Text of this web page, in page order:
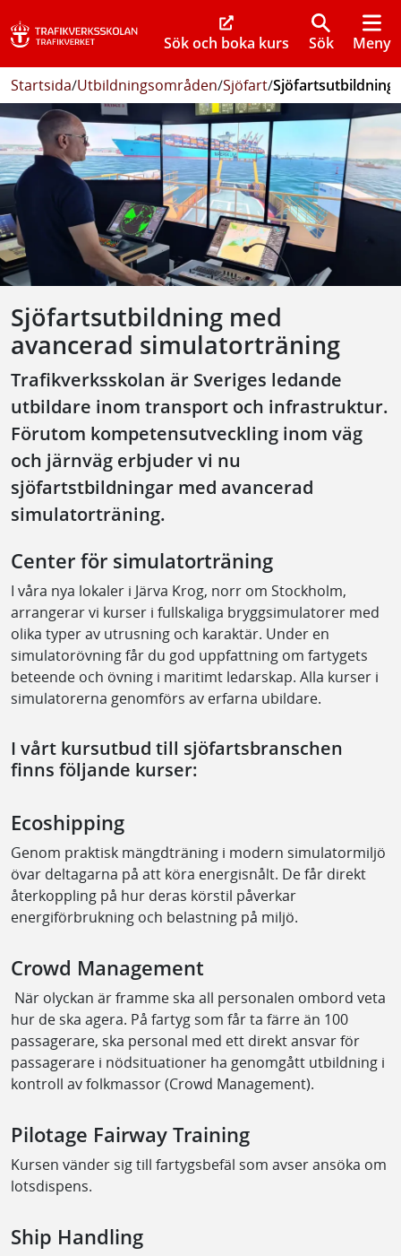
Sök och boka kurs Sök Meny
Startsida/Utbildningsområden/Sjöfart/Sjöfartsutbildning
Sjöfartsutbildning med
avancerad simulatorträning
Trafikverksskolan är Sveriges ledande
utbildare inom transport och infrastruktur.
Förutom kompetensutveckling inom väg
och järnväg erbjuder vi nu
sjöfartstbildningar med avancerad
simulatorträning.
Center för simulatorträning
I våra nya lokaler i Järva Krog, norr om Stockholm,
arrangerar vi kurser i fullskaliga bryggsimulatorer med
olika typer av utrusning och karaktär. Under en
simulatorövning får du god uppfattning om fartygets
beteende och övning i maritimt ledarskap. Alla kurser i
simulatorerna genomförs av erfarna ubildare.
I vårt kursutbud till sjöfartsbranschen
finns följande kurser:
Ecoshipping
Genom praktisk mängdträning i modern simulatormiljö
övar deltagarna på att köra energisnålt. De får direkt
återkoppling på hur deras körstil påverkar
energiförbrukning och belastning på miljö.
Crowd Management
När olyckan är framme ska all personalen ombord veta
hur de ska agera. På fartyg som får ta färre än 100
passagerare, ska personal med ett direkt ansvar för
passagerare i nödsituationer ha genomgått utbildning i
kontroll av folkmassor (Crowd Management).
Pilotage Fairway Training
Kursen vänder sig till fartygsbefäl som avser ansöka om
lotsdispens.
Ship Handling